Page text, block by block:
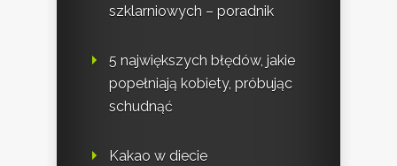
szklarniowych – poradnik
5 największych błędów, jakie
popełniają kobiety, próbując
schudnąć
Kakao w diecie